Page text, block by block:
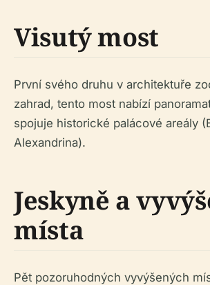
Visutý most
První svého druhu v architektuře
zahrad, tento most nabízí
spojuje historické palácové areály
Alexandrina).
Jeskyně a
místa
Pět pozoruhodných vyvýšených